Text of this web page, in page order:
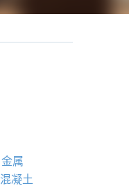
金属
混凝土